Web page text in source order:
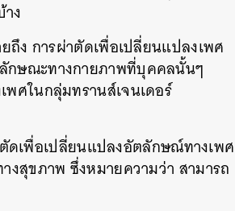
ง
ถึง การผ่าตัดเพื่อเปลี่ยนแปลงเพศ
กษณะทางกายภาพที่บุคคลนั้นๆ
พศในกลุ่มทรานส์เจนเดอร์
ดเพื่อเปลี่ยนแปลงอัตลักษณ์ทางเพศ
งสุขภาพ ซึ่งหมายความว่า สามารถ